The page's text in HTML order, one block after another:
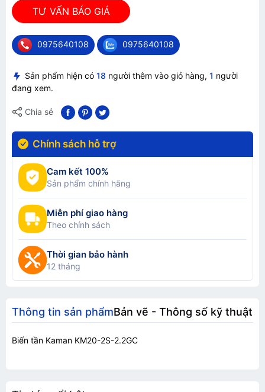
TƯ VẤN BÁO GIÁ
0975640108 0975640108
Sản phẩm hiện có 18 người thêm vào giỏ hàng, 1 người
đang xem.
Chia sẻ
Chính sách hỗ trợ
Cam kết 100%
Sản phẩm chính hãng
Miễn phí giao hàng
Theo chính sách
Thời gian bảo hành
12 tháng
Thông tin sản phẩmBản vẽ - Thông số kỹ thuật
Biến tần Kaman KM20-2S-2.2GC